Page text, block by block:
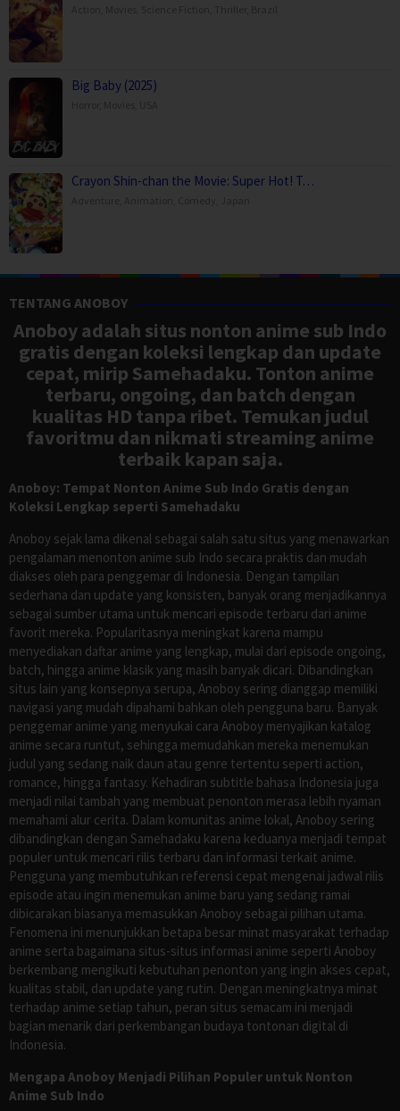
Big Baby (2025)
Crayon Shin-chan the Movie: Super Hot! T…
TENTANG ANOBOY
Anoboy adalah situs nonton anime sub Indo
gratis dengan koleksi lengkap dan update
cepat, mirip Samehadaku. Tonton anime
terbaru, ongoing, dan batch dengan
kualitas HD tanpa ribet. Temukan judul
favoritmu dan nikmati streaming anime
terbaik kapan saja.
Anoboy: Tempat Nonton Anime Sub Indo Gratis dengan
Koleksi Lengkap seperti Samehadaku
Anoboy sejak lama dikenal sebagai salah satu situs yang menawarkan
pengalaman menonton anime sub Indo secara praktis dan mudah
diakses oleh para penggemar di Indonesia. Dengan tampilan
sederhana dan update yang konsisten, banyak orang menjadikannya
sebagai sumber utama untuk mencari episode terbaru dari anime
favorit mereka. Popularitasnya meningkat karena mampu
menyediakan daftar anime yang lengkap, mulai dari episode ongoing,
batch, hingga anime klasik yang masih banyak dicari. Dibandingkan
situs lain yang konsepnya serupa, Anoboy sering dianggap memiliki
navigasi yang mudah dipahami bahkan oleh pengguna baru. Banyak
penggemar anime yang menyukai cara Anoboy menyajikan katalog
anime secara runtut, sehingga memudahkan mereka menemukan
judul yang sedang naik daun atau genre tertentu seperti action,
romance, hingga fantasy. Kehadiran subtitle bahasa Indonesia juga
menjadi nilai tambah yang membuat penonton merasa lebih nyaman
memahami alur cerita. Dalam komunitas anime lokal, Anoboy sering
dibandingkan dengan Samehadaku karena keduanya menjadi tempat
populer untuk mencari rilis terbaru dan informasi terkait anime.
Pengguna yang membutuhkan referensi cepat mengenai jadwal rilis
episode atau ingin menemukan anime baru yang sedang ramai
dibicarakan biasanya memasukkan Anoboy sebagai pilihan utama.
Fenomena ini menunjukkan betapa besar minat masyarakat terhadap
anime serta bagaimana situs-situs informasi anime seperti Anoboy
berkembang mengikuti kebutuhan penonton yang ingin akses cepat,
kualitas stabil, dan update yang rutin. Dengan meningkatnya minat
terhadap anime setiap tahun, peran situs semacam ini menjadi
bagian menarik dari perkembangan budaya tontonan digital di
Indonesia.
Mengapa Anoboy Menjadi Pilihan Populer untuk Nonton
Anime Sub Indo